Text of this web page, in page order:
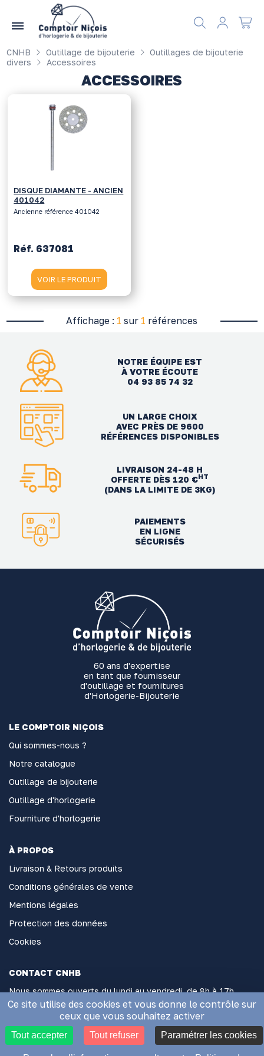
CNHB Outillage de bijouterie
Outillages de bijouterie
divers
Accessoires
ACCESSOIRES
DISQUE DIAMANTE - ANCIEN
401042
Ancienne référence 401042
Réf. 637081
VOIR LE PRODUIT
Affichage : 1 sur 1 références
NOTRE ÉQUIPE EST
À VOTRE ÉCOUTE
04 93 85 74 32
UN LARGE CHOIX
AVEC PRÈS DE 9600
RÉFÉRENCES DISPONIBLES
LIVRAISON 24-48 H
OFFERTE DÈS 120 €HT
(DANS LA LIMITE DE 3KG)
PAIEMENTS
EN LIGNE
SÉCURISÉS
60 ans d'expertise
en tant que fournisseur
d'outillage et fournitures
d'Horlogerie-Bijouterie
LE COMPTOIR NIÇOIS
Qui sommes-nous ?
Notre catalogue
Outillage de bijouterie
Outillage d'horlogerie
Fourniture d'horlogerie
À PROPOS
Livraison & Retours produits
Conditions générales de vente
Mentions légales
Protection des données
Cookies
CONTACT CNHB
Nous sommes ouverts du lundi au vendredi, de 8h à 17h
sans interruption
2 Rue Général Hoche, 06000 Nice
Appelez-nous au 04 93 85 74 32
Gérer les préférences en matière de cookies
Ce site utilise des cookies et vous donne le contrôle sur
ceux que vous souhaitez activer
Tout accepter Tout refuser Paramétrer les cookies